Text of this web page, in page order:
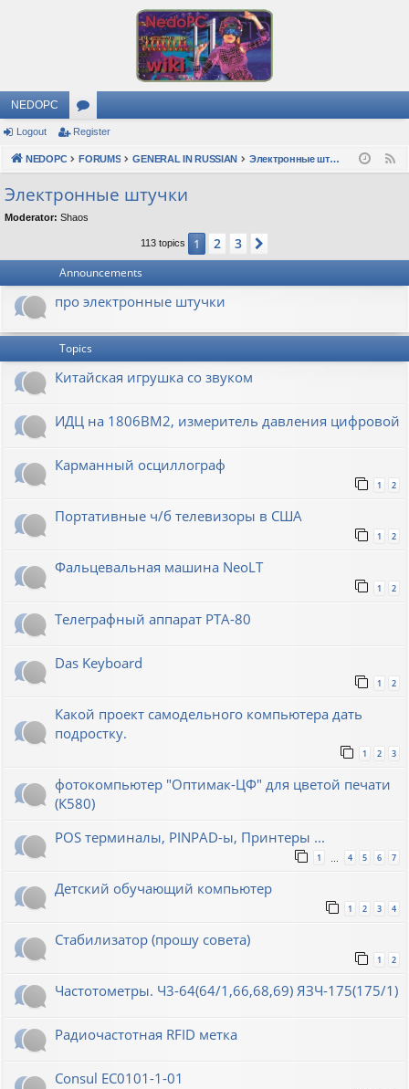
NEDOPC
or
u
s
Logout Register
NEDOPC FORUMS GENERAL IN RUSSIAN Электронные штучки
Электронные штучки
Moderator: Shaos
113 topics 1 2 3
Announcements
про электронные штучки
Topics
Китайская игрушка со звуком
ИДЦ на 1806ВМ2, измеритель давления цифровой
Карманный осциллограф
1 2
Портативные ч/б телевизоры в США
1 2
Фальцевальная машина NeoLT
1 2
Телеграфный аппарат РТА-80
Das Keyboard
1 2
Какой проект самодельного компьютера дать
подростку.
1 2 3
фотокомпьютер "Оптимак-ЦФ" для цветой печати
(К580)
POS терминалы, PINPAD-ы, Принтеры ...
1 4 5 6 7
Детский обучающий компьютер
1 2 3 4
Стабилизатор (прошу совета)
1 2
Частотометры. Ч3-64(64/1,66,68,69) ЯЗЧ-175(175/1)
Радиочастотная RFID метка
Consul EC0101-1-01